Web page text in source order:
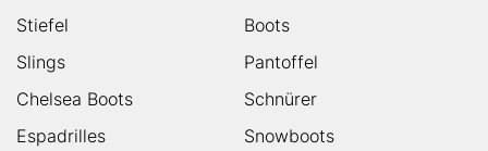
Stiefel
Boots
Slings
Pantoffel
Chelsea Boots
Schnürer
Espadrilles
Snowboots